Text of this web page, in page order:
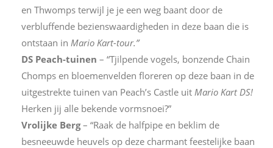
en Thwomps terwijl je je een weg baant door de
verbluffende bezienswaardigheden in deze baan die is
ontstaan ​​in Mario Kart-tour.”
DS Peach-tuinen – “Tjilpende vogels, bonzende Chain
Chomps en bloemenvelden floreren op deze baan in de
uitgestrekte tuinen van Peach’s Castle uit Mario Kart DS!
Herken jij alle bekende vormsnoei?”
Vrolijke Berg– “Raak de halfpipe en beklim de
besneeuwde heuvels op deze charmant feestelijke baan